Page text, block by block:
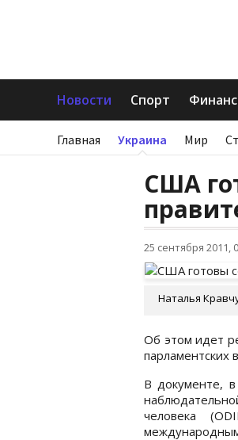
Новости Спорт
Главная Украина Мир
США
25 сентября 2011,
Наталья
Об этом идет
парламентских
В документе, в
человека